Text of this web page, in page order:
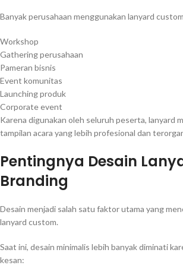
Banyak perusahaan menggunakan lanyard
Workshop
Gathering perusahaan
Pameran bisnis
Event komunitas
Launching produk
Corporate event
Karena digunakan oleh seluruh peserta, lanyard
tampilan acara yang lebih profesional dan
Pentingnya Desain
Branding
Desain menjadi salah satu faktor utama yang
lanyard custom.
Saat ini, desain minimalis lebih banyak diminati
kesan: